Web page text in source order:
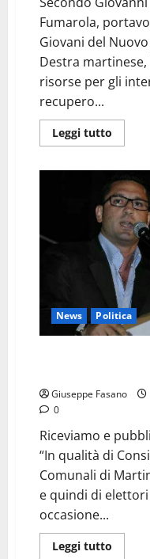
Fumarola,
Giovani del
Destra martinese,
risorse per gli
recupero...
Leggi tutto
News Politica
Giuseppe Fasano
0
Riceviamo e
“In qualità di
Comunali di
e quindi di
occasione...
Leggi tutto